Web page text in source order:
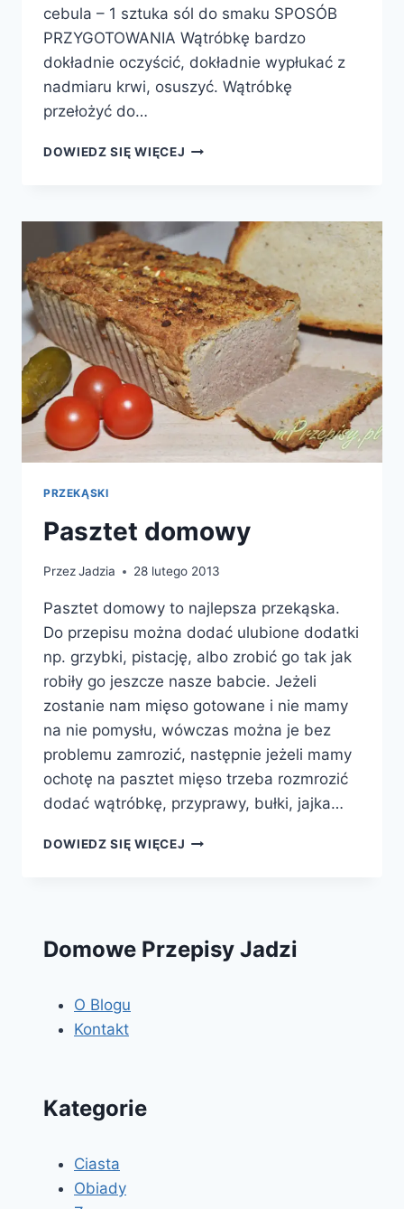
cebula – 1 sztuka sól do smaku SPOSÓB
PRZYGOTOWANIA Wątróbkę bardzo
dokładnie oczyścić, dokładnie wypłukać z
nadmiaru krwi, osuszyć. Wątróbkę
przełożyć do…
DOWIEDZ SIĘ WIĘCEJ WĄTRÓBKA
MAŚLANYM
PRZEKĄSKI
Pasztet domowy
PrzezJadzia 28 lutego 2013
Pasztet domowy to najlepsza przekąska.
Do przepisu można dodać ulubione dodatki
np. grzybki, pistację, albo zrobić go tak jak
robiły go jeszcze nasze babcie. Jeżeli
zostanie nam mięso gotowane i nie mamy
na nie pomysłu, wówczas można je bez
problemu zamrozić, następnie jeżeli mamy
ochotę na pasztet mięso trzeba rozmrozić
dodać wątróbkę, przyprawy, bułki, jajka…
DOWIEDZ SIĘ WIĘCEJ PASZTET
Domowe Przepisy Jadzi
O Blogu
Kontakt
Kategorie
Ciasta
Obiady